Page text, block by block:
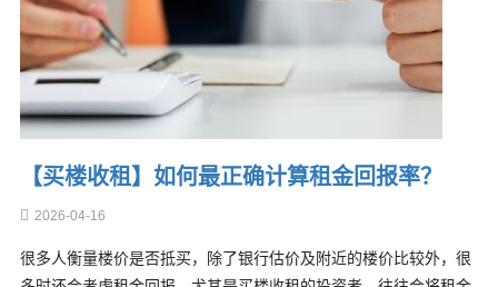
【买楼收租】如何最正确计算租金回报率？
2026-04-16
很多人衡量楼价是否抵买，除了银行估价及附近的楼价比较外，很